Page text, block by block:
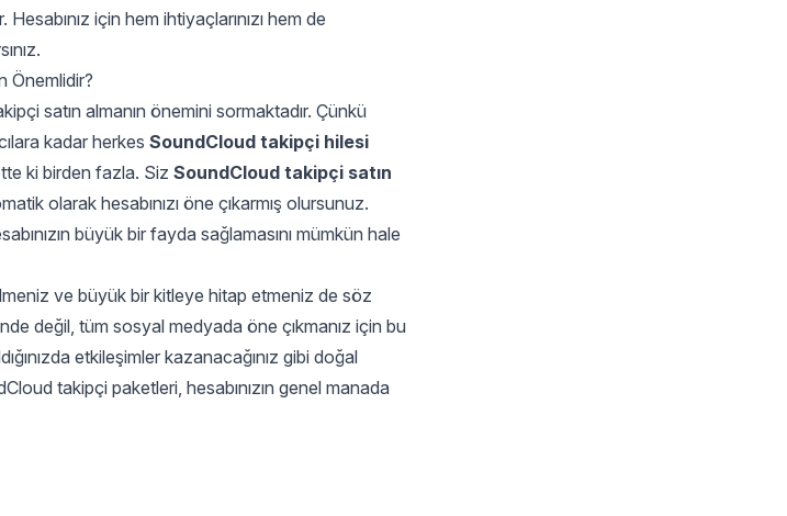
için hem ihtiyaçlarınızı hem de
Önemlidir?
satın almanın önemini sormaktadır. Çünkü
kadar herkes SoundCloud takipçi hilesi
ki birden fazla. Siz SoundCloud takipçi satın
olarak hesabınızı öne çıkarmış olursunuz.
büyük bir fayda sağlamasını mümkün hale
ve büyük bir kitleye hitap etmeniz de söz
değil, tüm sosyal medyada öne çıkmanız için bu
etkileşimler kazanacağınız gibi doğal
takipçi paketleri, hesabınızın genel manada